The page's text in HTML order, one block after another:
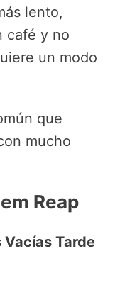
lento,
café y no
un modo
que
mucho
Reap
Tarde